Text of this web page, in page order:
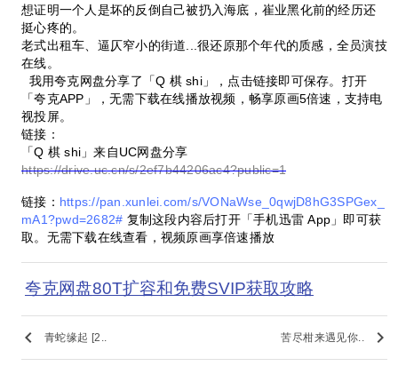
想证明一个人是坏的反倒自己被扔入海底，崔业黑化前的经历还
挺心疼的。
老式出租车、逼仄窄小的街道...很还原那个年代的质感，全员演技
在线。
我用夸克网盘分享了「Q 棋 shi」，点击链接即可保存。打开
「夸克APP」，无需下载在线播放视频，畅享原画5倍速，支持电
视投屏。
链接：
「Q 棋 shi」来自UC网盘分享
https://drive.uc.cn/s/2ef7b44206ac4?public=1
链接： https://pan.xunlei.com/s/VONaWse_0qwjD8hG3SPGex_
mA1?pwd=2682# 复制这段内容后打开「手机迅雷 App」即可获
取。无需下载在线查看，视频原画享倍速播放
夸克网盘80T扩容和免费SVIP获取攻略
keyboard_arrow_left 青蛇缘起 [2.. 苦尽柑来遇见你.. keyboard_arrow_right